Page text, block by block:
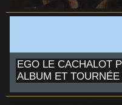
EGO LE CACHALOT
ALBUM ET